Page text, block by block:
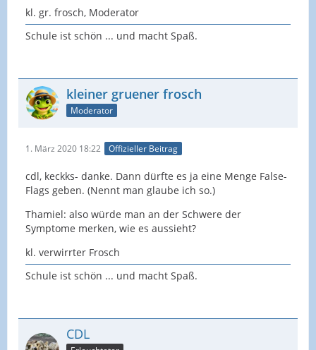
kl. gr. frosch, Moderator
Schule ist schön ... und macht Spaß.
kleiner gruener frosch
Moderator
1. März 2020 18:22 Offizieller Beitrag
cdl, keckks- danke. Dann dürfte es ja eine Menge False-
Flags geben. (Nennt man glaube ich so.)
Thamiel: also würde man an der Schwere der
Symptome merken, wie es aussieht?
kl. verwirrter Frosch
Schule ist schön ... und macht Spaß.
CDL